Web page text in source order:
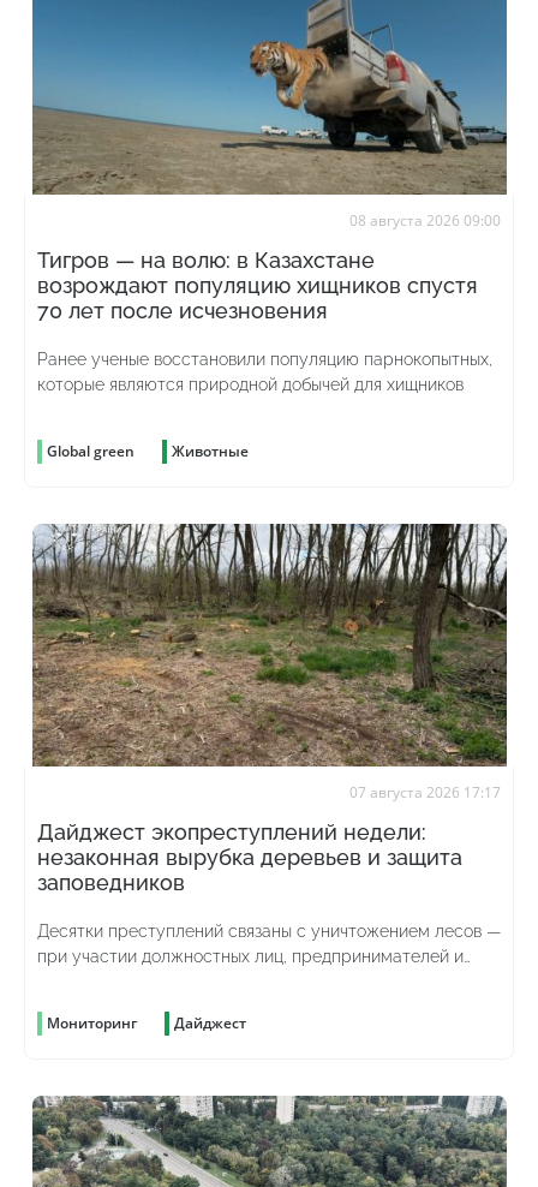
08 августа 2026 09:00
Тигров — на волю: в Казахстане
возрождают популяцию хищников спустя
70 лет после исчезновения
Ранее ученые восстановили популяцию парнокопытных,
которые являются природной добычей для хищников
Global green Животные
07 августа 2026 17:17
Дайджест экопреступлений недели:
незаконная вырубка деревьев и защита
заповедников
Десятки преступлений связаны с уничтожением лесов —
при участии должностных лиц, предпринимателей и
Мониторинг Дайджест